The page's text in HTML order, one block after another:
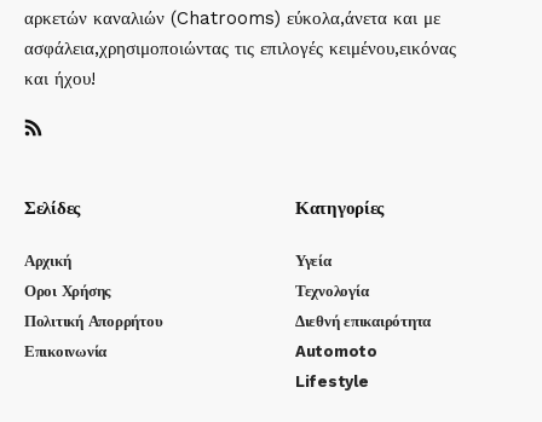
αρκετών καναλιών (Chatrooms) εύκολα,άνετα και με
ασφάλεια,χρησιμοποιώντας τις επιλογές κειμένου,εικόνας
και ήχου!
Σελίδες
Αρχική
Οροι Χρήσης
Πολιτική Απορρήτου
Επικοινωνία
Κατηγορίες
Υγεία
Τεχνολογία
Διεθνή επικαιρότητα
Automoto
Lifestyle